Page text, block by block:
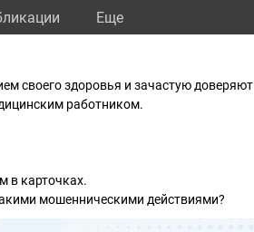
Eще
своего здоровья и зачастую доверяют
работником.
в карточках.
мошенническими действиями?